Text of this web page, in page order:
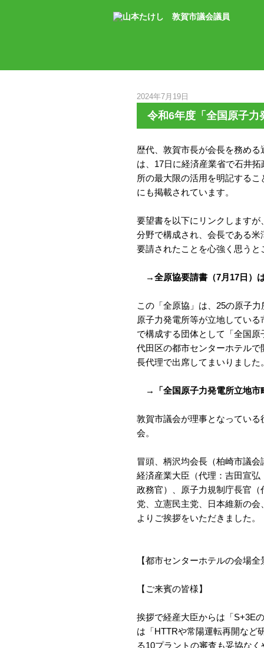
2024年7月19日
令和6年度「全国原子力
歴代、敦賀市長が会長を務め
は、17日に経済産業省で石井
所の最大限の活用を明記する
にも掲載されています。
要望書を以下にリンクします
分野で構成され、会長である
要請されたことを心強く思うと
→全原協要請書（7月17日）
この「全原協」は、25の原子
原子力発電所等が立地してい
で構成する団体として「全国
代田区の都市センターホテル
長代理で出席してまいりました。
→「全国原子力発電所立地市
敦賀市議会が理事となってい
会。
冒頭、柄沢均会長（柏崎市議
経済産業大臣（代理：吉田宣
政務官）、原子力規制庁長官
党、立憲民主党、日本維新の
よりご挨拶をいただきました。
【都市センターホテルの会場全
【ご来賓の皆様】
挨拶で経産大臣からは「S+3E
は「HTTRや常陽運転再開など
る10プラントの審査も妥協な